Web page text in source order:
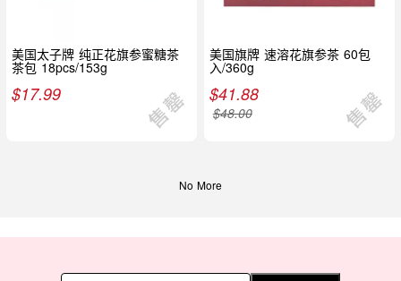
美国太子牌 纯正花旗参蜜糖茶
茶包 18pcs/153g
$17.99
美国旗牌 速溶花旗参茶 60包
入/360g
$41.88
$48.00
No More